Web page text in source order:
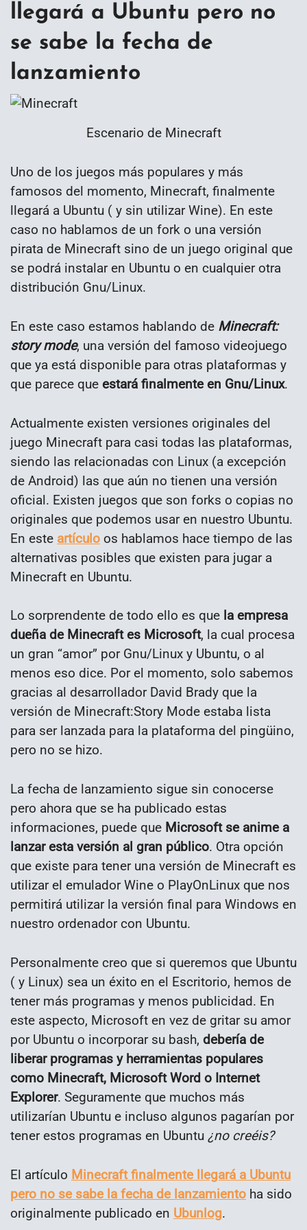
llegará a Ubuntu pero no
se sabe la fecha de
lanzamiento
Escenario de Minecraft
Uno de los juegos más populares y más
famosos del momento, Minecraft, finalmente
llegará a Ubuntu ( y sin utilizar Wine). En este
caso no hablamos de un fork o una versión
pirata de Minecraft sino de un juego original que
se podrá instalar en Ubuntu o en cualquier otra
distribución Gnu/Linux.
En este caso estamos hablando de Minecraft:
story mode, una versión del famoso videojuego
que ya está disponible para otras plataformas y
que parece que estará finalmente en Gnu/Linux.
Actualmente existen versiones originales del
juego Minecraft para casi todas las plataformas,
siendo las relacionadas con Linux (a excepción
de Android) las que aún no tienen una versión
oficial. Existen juegos que son forks o copias no
originales que podemos usar en nuestro Ubuntu.
En este artículo os hablamos hace tiempo de las
alternativas posibles que existen para jugar a
Minecraft en Ubuntu.
Lo sorprendente de todo ello es que la empresa
dueña de Minecraft es Microsoft, la cual procesa
un gran “amor” por Gnu/Linux y Ubuntu, o al
menos eso dice. Por el momento, solo sabemos
gracias al desarrollador David Brady que la
versión de Minecraft:Story Mode estaba lista
para ser lanzada para la plataforma del pingüino,
pero no se hizo.
La fecha de lanzamiento sigue sin conocerse
pero ahora que se ha publicado estas
informaciones, puede que Microsoft se anime a
lanzar esta versión al gran público. Otra opción
que existe para tener una versión de Minecraft es
utilizar el emulador Wine o PlayOnLinux que nos
permitirá utilizar la versión final para Windows en
nuestro ordenador con Ubuntu.
Personalmente creo que si queremos que Ubuntu
( y Linux) sea un éxito en el Escritorio, hemos de
tener más programas y menos publicidad. En
este aspecto, Microsoft en vez de gritar su amor
por Ubuntu o incorporar su bash, debería de
liberar programas y herramientas populares
como Minecraft, Microsoft Word o Internet
Explorer. Seguramente que muchos más
utilizarían Ubuntu e incluso algunos pagarían por
tener estos programas en Ubuntu ¿no creéis?
El artículo Minecraft finalmente llegará a Ubuntu
pero no se sabe la fecha de lanzamiento ha sido
originalmente publicado en Ubunlog.